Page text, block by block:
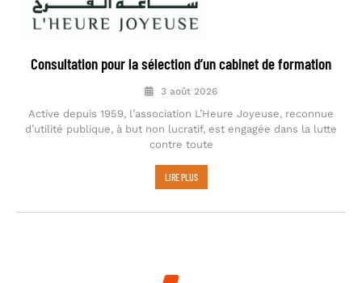
Consultation pour la sélection d’un cabinet de formation
3 août 2026
Active depuis 1959, l’association L’Heure Joyeuse, reconnue
d’utilité publique, à but non lucratif, est engagée dans la lutte
contre toute
LIRE PLUS